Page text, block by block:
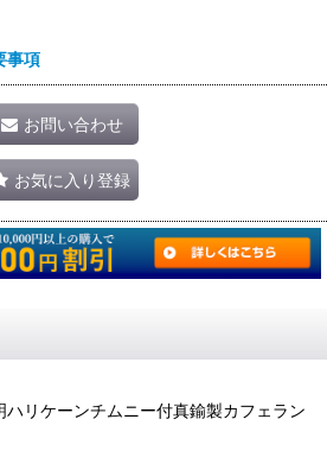
事項
お問い合わせ
お気に入り登録
ハリケーンチムニー付真鍮製カフェラン